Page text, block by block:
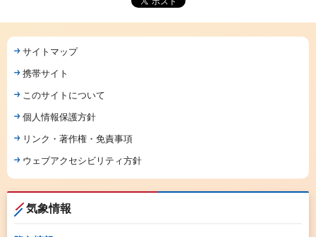
サイトマップ
携帯サイト
このサイトについて
個人情報保護方針
リンク・著作権・免責事項
ウェブアクセシビリティ方針
気象情報